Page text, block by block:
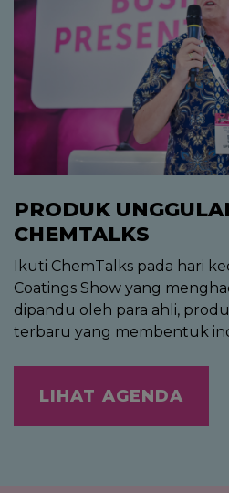
PRODUK
CHEMTALKS
Ikuti ChemTalks pada hari
Coatings Show yang
dipandu oleh para ahli,
terbaru yang membentuk
LIHAT AGENDA